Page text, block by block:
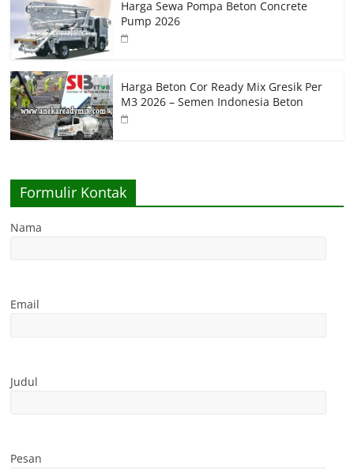
Harga Sewa Pompa Beton Concrete
Pump 2026
Harga Beton Cor Ready Mix Gresik Per
M3 2026 – Semen Indonesia Beton
Formulir Kontak
Nama
Email
Judul
Pesan